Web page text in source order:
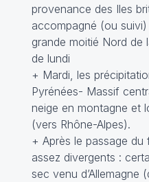
provenance des Iles
accompagné (ou
grande moitié Nord de
de lundi
+ Mardi, les
Pyrénées- Massif
neige en montagne et
(vers Rhône-Alpes).
+ Après le passage
assez divergents :
sec venu d’Allemagne